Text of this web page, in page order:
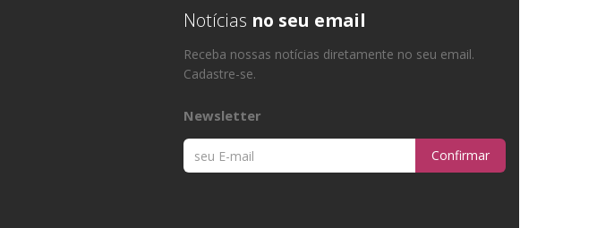
Notícias no seu email
Receba nossas notícias diretamente no seu email.
Cadastre-se.
Newsletter
Confirmar